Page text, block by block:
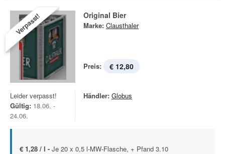
Verpasst! Original Bier
Marke: Clausthaler
Preis: € 12,80
Leider verpasst!
Gültig: 18.06. -
24.06.
Händler: Globus
€ 1,28 / l - Je 20 x 0,5 l-MW-Flasche, + Pfand 3.10